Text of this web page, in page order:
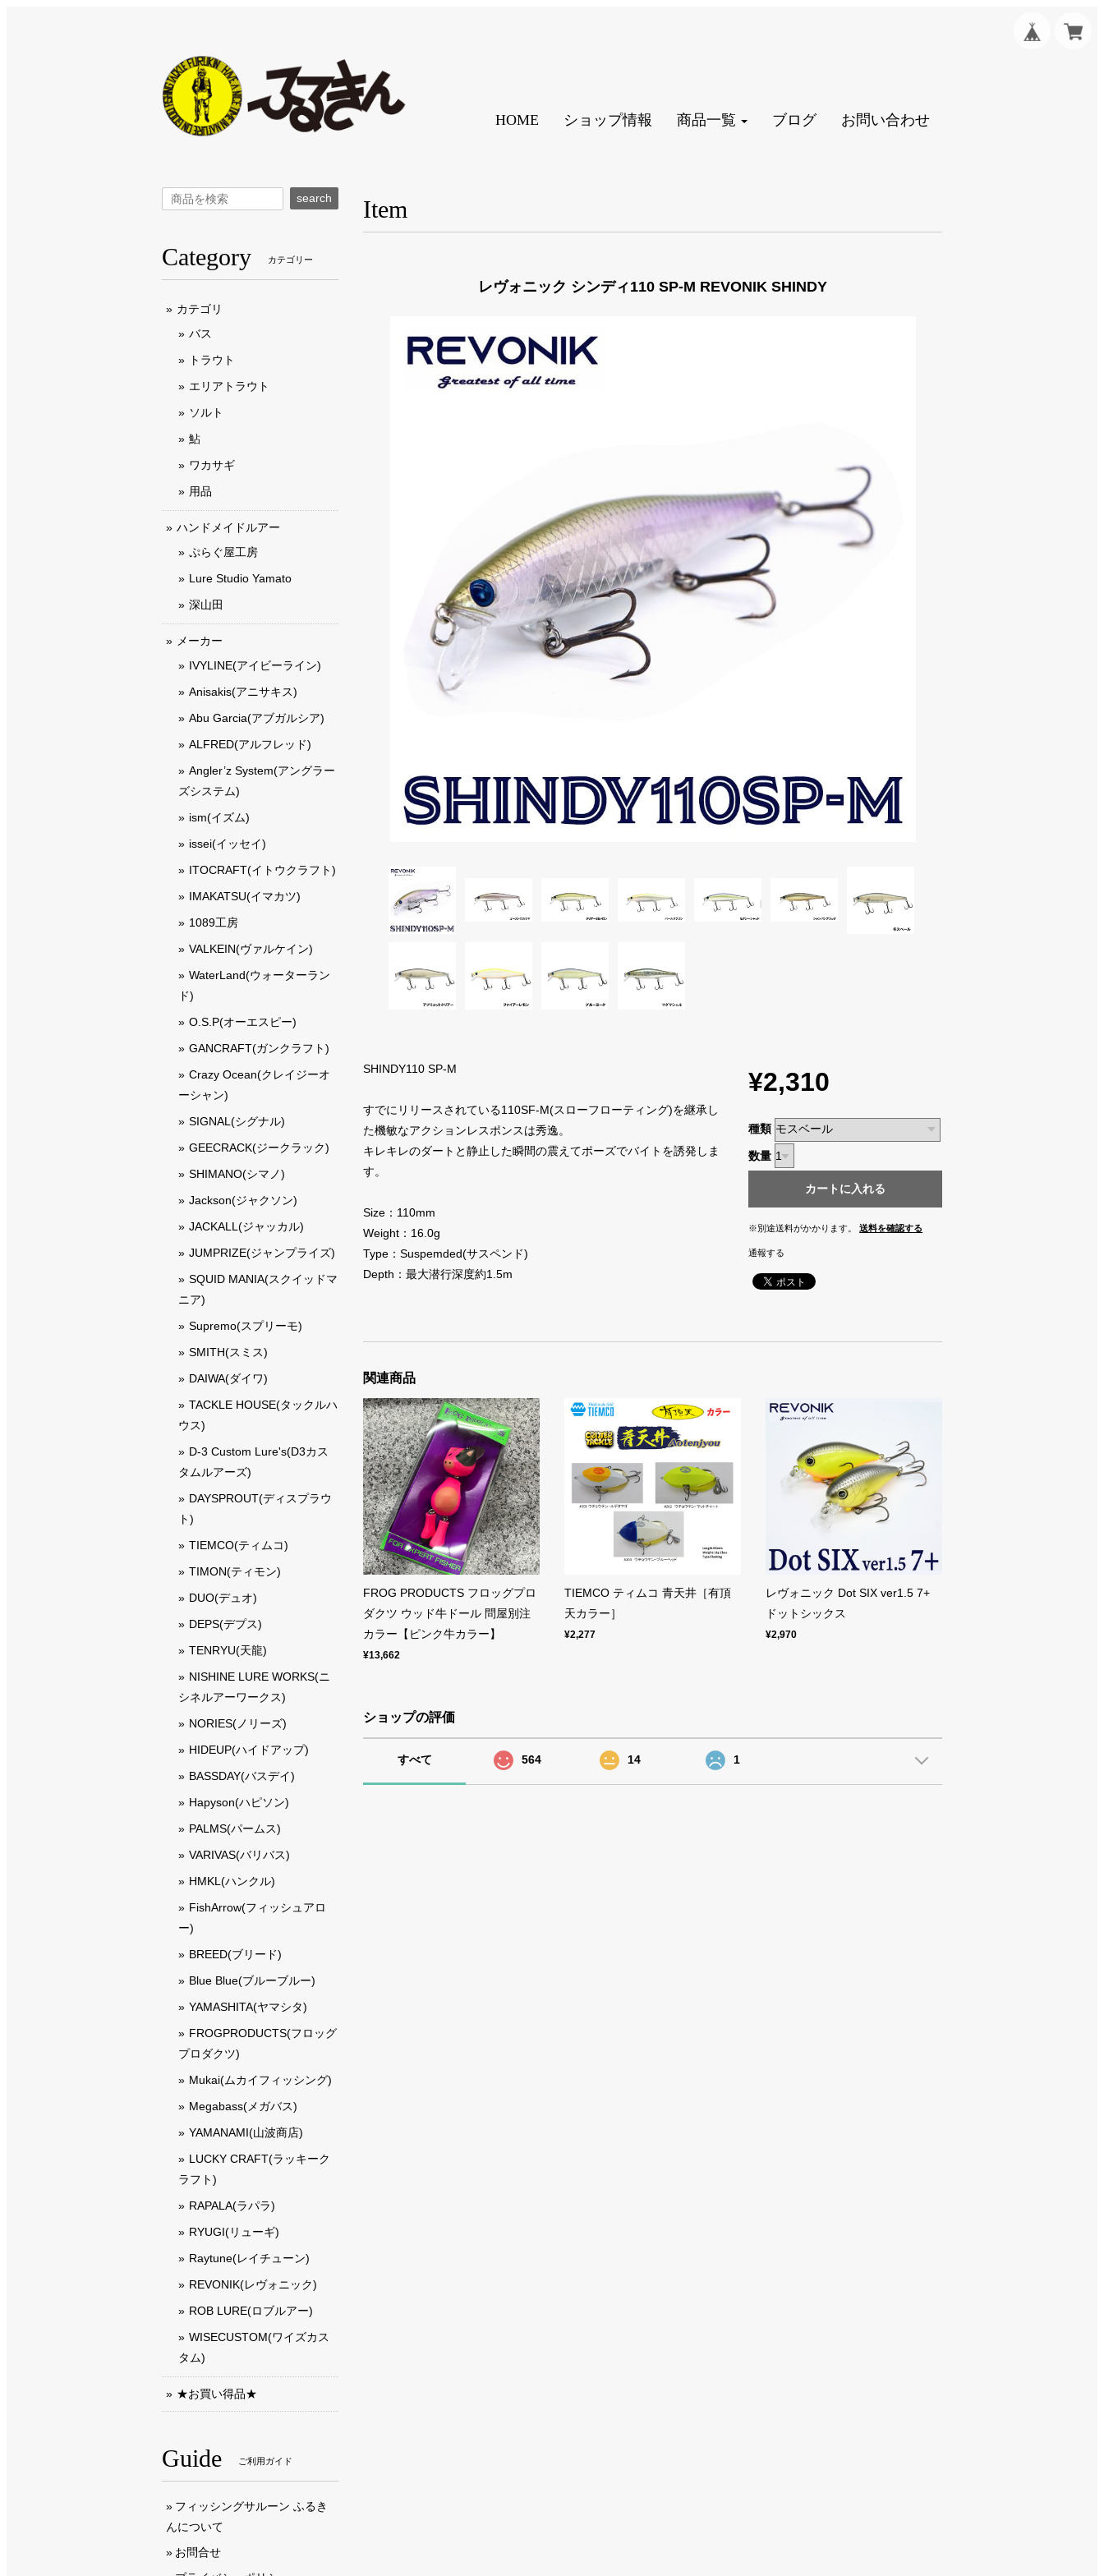
HOME ショップ情報 商品一覧 ブログ お問い合わせ
Item
レヴォニック シンディ110 SP-M REVONIK SHINDY
SHINDY110 SP-M
すでにリリースされている110SF-M(スローフローティング)を継承し
た機敏なアクションレスポンスは秀逸。
キレキレのダートと静止した瞬間の震えてポーズでバイトを誘発しま
す。
Size：110mm
Weight：16.0g
Type：Suspemded(サスペンド)
Depth：最大潜行深度約1.5m
¥2,310
種類
数量
カートに入れる
※別途送料がかかります。 送料を確認する
通報する
関連商品
FROG PRODUCTS フロッグプロ
ダクツ ウッド牛ドール 問屋別注
カラー【ピンク牛カラー】
¥13,662
TIEMCO ティムコ 青天井［有頂
天カラー］
¥2,277
レヴォニック Dot SIX ver1.5 7+
ドットシックス
¥2,970
ショップの評価
すべて 564 14 1
search
Category カテゴリー
カテゴリ
バス
トラウト
エリアトラウト
ソルト
鮎
ワカサギ
用品
ハンドメイドルアー
ぷらぐ屋工房
Lure Studio Yamato
深山田
メーカー
IVYLINE(アイビーライン)
Anisakis(アニサキス)
Abu Garcia(アブガルシア)
ALFRED(アルフレッド)
Angler’z System(アングラー
ズシステム)
ism(イズム)
issei(イッセイ)
ITOCRAFT(イトウクラフト)
IMAKATSU(イマカツ)
1089工房
VALKEIN(ヴァルケイン)
WaterLand(ウォーターラン
ド)
O.S.P(オーエスピー)
GANCRAFT(ガンクラフト)
Crazy Ocean(クレイジーオ
ーシャン)
SIGNAL(シグナル)
GEECRACK(ジークラック)
SHIMANO(シマノ)
Jackson(ジャクソン)
JACKALL(ジャッカル)
JUMPRIZE(ジャンプライズ)
SQUID MANIA(スクイッドマ
ニア)
Supremo(スプリーモ)
SMITH(スミス)
DAIWA(ダイワ)
TACKLE HOUSE(タックルハ
ウス)
D-3 Custom Lure's(D3カス
タムルアーズ)
DAYSPROUT(ディスプラウ
ト)
TIEMCO(ティムコ)
TIMON(ティモン)
DUO(デュオ)
DEPS(デプス)
TENRYU(天龍)
NISHINE LURE WORKS(ニ
シネルアーワークス)
NORIES(ノリーズ)
HIDEUP(ハイドアップ)
BASSDAY(バスデイ)
Hapyson(ハピソン)
PALMS(パームス)
VARIVAS(バリバス)
HMKL(ハンクル)
FishArrow(フィッシュアロ
ー)
BREED(ブリード)
Blue Blue(ブルーブルー)
YAMASHITA(ヤマシタ)
FROGPRODUCTS(フロッグ
プロダクツ)
Mukai(ムカイフィッシング)
Megabass(メガバス)
YAMANAMI(山波商店)
LUCKY CRAFT(ラッキーク
ラフト)
RAPALA(ラパラ)
RYUGI(リューギ)
Raytune(レイチューン)
REVONIK(レヴォニック)
ROB LURE(ロブルアー)
WISECUSTOM(ワイズカス
タム)
★お買い得品★
Guide ご利用ガイド
フィッシングサルーン ふるき
んについて
お問合せ